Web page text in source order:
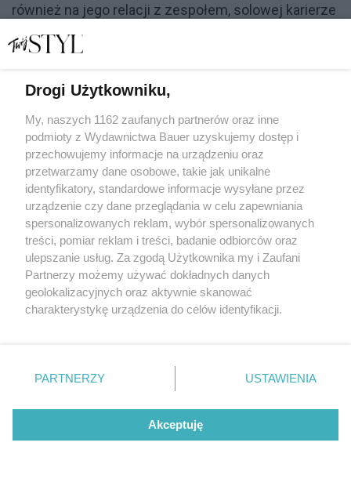
również na jego relacji z zespołem, solowej karierze
Filmy biograficzne: Hamilton (2020)
samym tytułem, który zrobił fenomenalną karierę
na Broadwayu i opowiada biografię Alexandra
Drogi Użytkowniku,
My, naszych 1162 zaufanych partnerów oraz inne
podmioty z Wydawnictwa Bauer uzyskujemy dostęp i
przechowujemy informacje na urządzeniu oraz
przetwarzamy dane osobowe, takie jak unikalne
identyfikatory, standardowe informacje wysyłane przez
urządzenie czy dane przeglądania w celu zapewniania
spersonalizowanych reklam, wybór spersonalizowanych
treści, pomiar reklam i treści, badanie odbiorców oraz
ulepszanie usług. Za zgodą Użytkownika my i Zaufani
Partnerzy możemy używać dokładnych danych
geolokalizacyjnych oraz aktywnie skanować
charakterystykę urządzenia do celów identyfikacji.
zmienić/wycofać klikając przycisk ustawień prywatności
znajdujący się w lewym dolnym rogu strony
rodzaje przetwarzania danych nie wymagają zgody
użytkownika, ale masz prawo sprzeciwić się takiemu
PARTNERZY USTAWIENIA
Akceptuję